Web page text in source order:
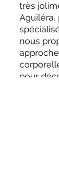
très
Aguiléra,
nous
pour